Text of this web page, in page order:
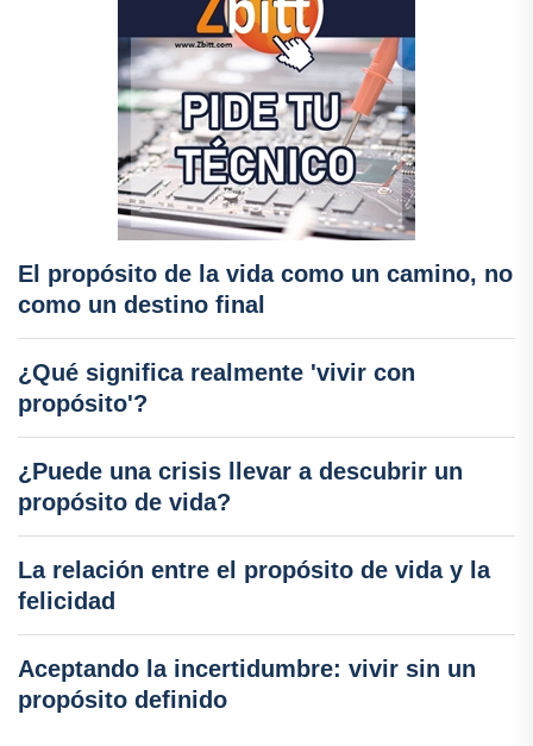
El propósito de la vida como un camino, no
como un destino final
¿Qué significa realmente 'vivir con
propósito'?
¿Puede una crisis llevar a descubrir un
propósito de vida?
La relación entre el propósito de vida y la
felicidad
Aceptando la incertidumbre: vivir sin un
propósito definido